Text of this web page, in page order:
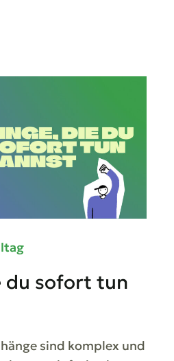
du sofort tun
sind komplex und